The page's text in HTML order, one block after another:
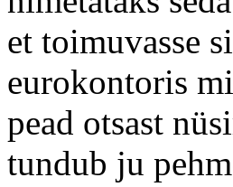
et toimuvasse
eurokontoris
pead otsast
tundub ju